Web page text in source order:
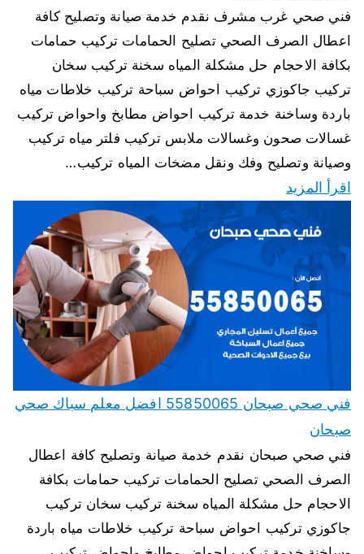
فني صحي غرب مشرف نقدم خدمة صيانة وتصليح كافة
اعطال الصرف الصحي تصليح الحمامات تركيب حمامات
بكافة الاحجام حل مشكلة المياه سخنة تركيب سخان
تركيب جاكوزي تركيب احواض سباحة تركيب خلاطات مياه
باردة وساخنة خدمة تركيب احواض مطابخ واحواض تركيب
غسالات صحون وغسالات ملابس تركيب فلتر مياه تركيب
وصيانة وتصليح وفك ونقل مضخات المياه تركيب…
اقرأ المزيد
فني صحي صبحان 55850065 افضل معلم سباك صحي
صبحان
فني صحي صبحان نقدم خدمة صيانة وتصليح كافة اعطال
الصرف الصحي تصليح الحمامات تركيب حمامات بكافة
الاحجام حل مشكلة المياه سخنة تركيب سخان تركيب
جاكوزي تركيب احواض سباحة تركيب خلاطات مياه باردة